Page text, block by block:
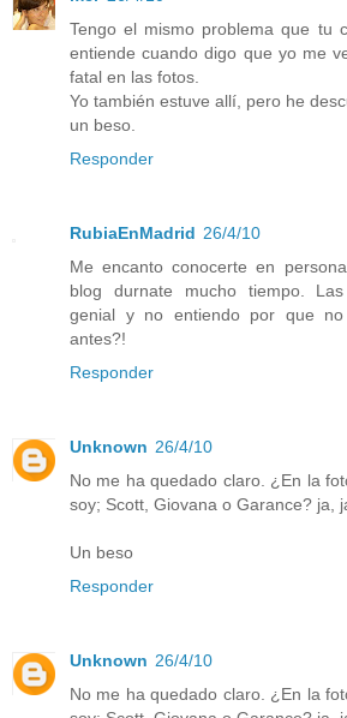
Tengo el mismo problema que tu
entiende cuando digo que yo me
fatal en las fotos.
Yo también estuve allí, pero he
un beso.
Responder
RubiaEnMadrid 26/4/10
Me encanto conocerte en
blog durnate mucho tiempo.
genial y no entiendo por que
antes?!
Responder
Unknown 26/4/10
No me ha quedado claro. ¿En la
soy; Scott, Giovana o Garance? ja,
Un beso
Responder
Unknown 26/4/10
No me ha quedado claro. ¿En la